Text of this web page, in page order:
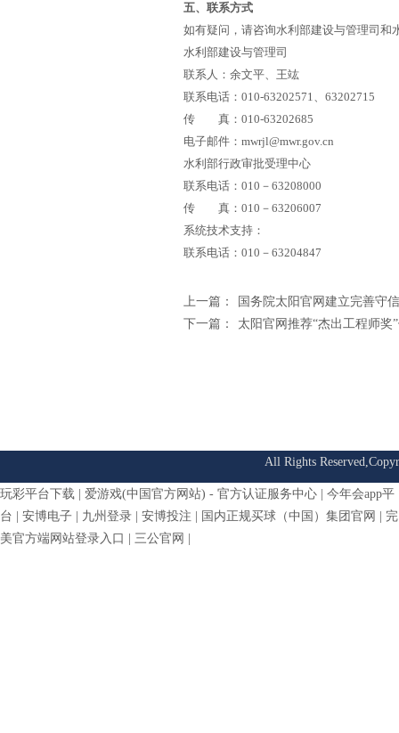
五、联系方式
如有疑问，请咨询水利部建设与管理司和
水利部建设与管理司
联系人：余文平、王竑
联系电话：010-63202571、63202715
传 真：010-63202685
电子邮件：mwrjl@mwr.gov.cn
水利部行政审批受理中心
联系电话：010－63208000
传 真：010－63206007
系统技术支持：
联系电话：010－63204847
上一篇：
国务院太阳官网建立完善守
下一篇：
太阳官网推荐“杰出工程师奖
All Rights
玩彩平台下载 爱游戏(中国官方网站) - 官方认证服务中心
今年会app平
台
安博电子 九州登录 安博投注 国内正规买球（中国）集团官网
完
美官方端网站登录入口
三公官网